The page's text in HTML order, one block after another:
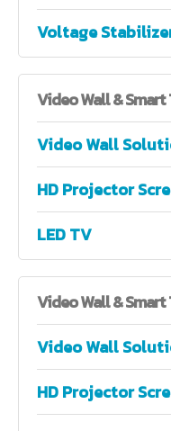
Voltage
VideoWall & Smart
Video Wall
HD Projector
LED TV
VideoWall & Smart
Video Wall
HD Projector